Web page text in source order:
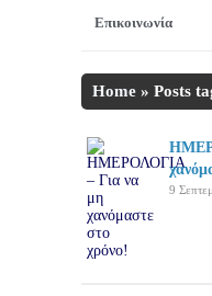
Επικοινωνία
Home » Posts
9